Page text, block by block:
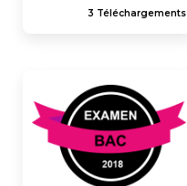
3 Téléchargements